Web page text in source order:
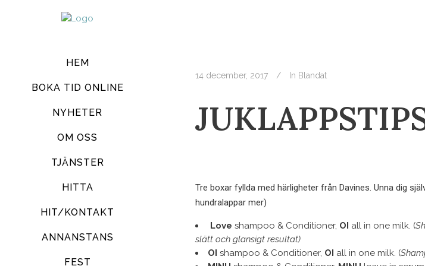
HEM
BOKA TID ONLINE
NYHETER
OM OSS
TJÄNSTER
HITTA
HIT/KONTAKT
ANNANSTANS
FEST
14 december, 2017 In Blandat
Tre boxar fyllda med härligheter från Davines. Unna dig
hundralappar mer)
Love shampoo & Conditioner, OI all in one milk. (
slätt och glansigt resultat)
OI shampoo & Conditioner, OI all in one milk. (